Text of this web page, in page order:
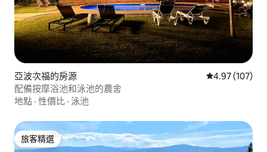
亞波次福的房源 從 107 則評價
4.97 (107)
配備按摩浴池和泳池的農舍
地點 · 性價比 · 泳池
旅客精選
旅客精選